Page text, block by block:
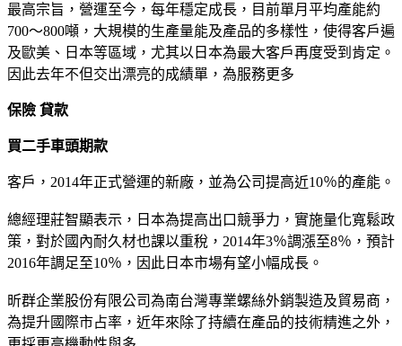
最高宗旨，營運至今，每年穩定成長，目前單月平均產能約
700～800噸，大規模的生產量能及產品的多樣性，使得客戶遍
及歐美、日本等區域，尤其以日本為最大客戶再度受到肯定。
因此去年不但交出漂亮的成績單，為服務更多
保險 貸款
買二手車頭期款
客戶，2014年正式營運的新廠，並為公司提高近10％的產能。
總經理莊智顯表示，日本為提高出口競爭力，實施量化寬鬆政
策，對於國內耐久材也課以重稅，2014年3％調漲至8％，預計
2016年調足至10％，因此日本市場有望小幅成長。
昕群企業股份有限公司為南台灣專業螺絲外銷製造及貿易商，
為提升國際市占率，近年來除了持續在產品的技術精進之外，